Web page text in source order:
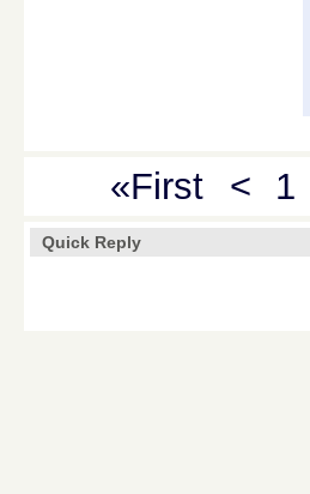
«First < 1
Quick Reply